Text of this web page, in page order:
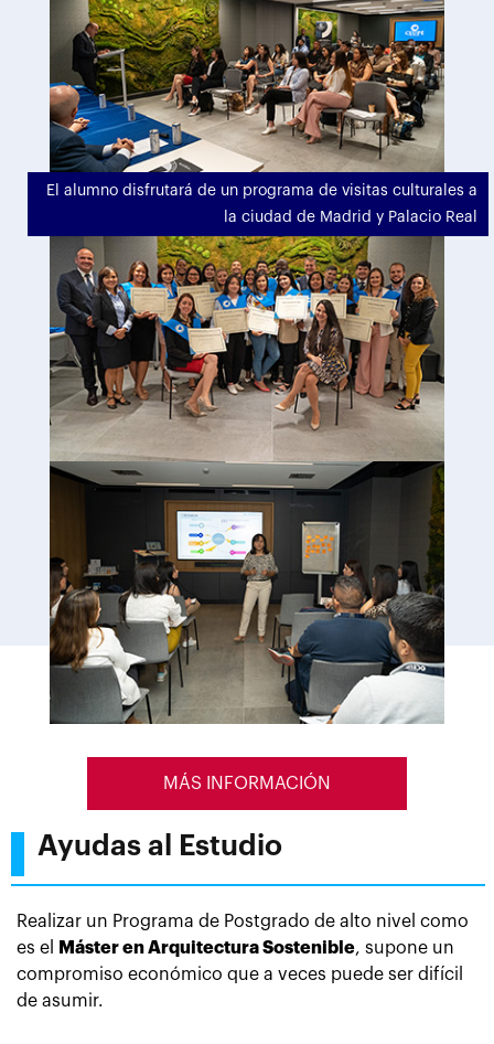
El alumno disfrutará de un programa de visitas culturales a
la ciudad de Madrid y Palacio Real
MÁS INFORMACIÓN
Ayudas al Estudio
Realizar un Programa de Postgrado de alto nivel como
es el
Máster en Arquitectura Sostenible, supone un
compromiso económico que a veces puede ser difícil
de asumir.